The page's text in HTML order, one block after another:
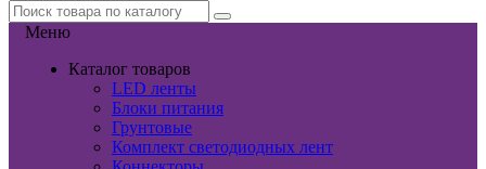
Меню
Каталог товаров
LED ленты
Блоки питания
Грунтовые
Комплект светодиодных лент